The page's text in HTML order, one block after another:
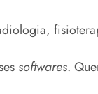
softwares.